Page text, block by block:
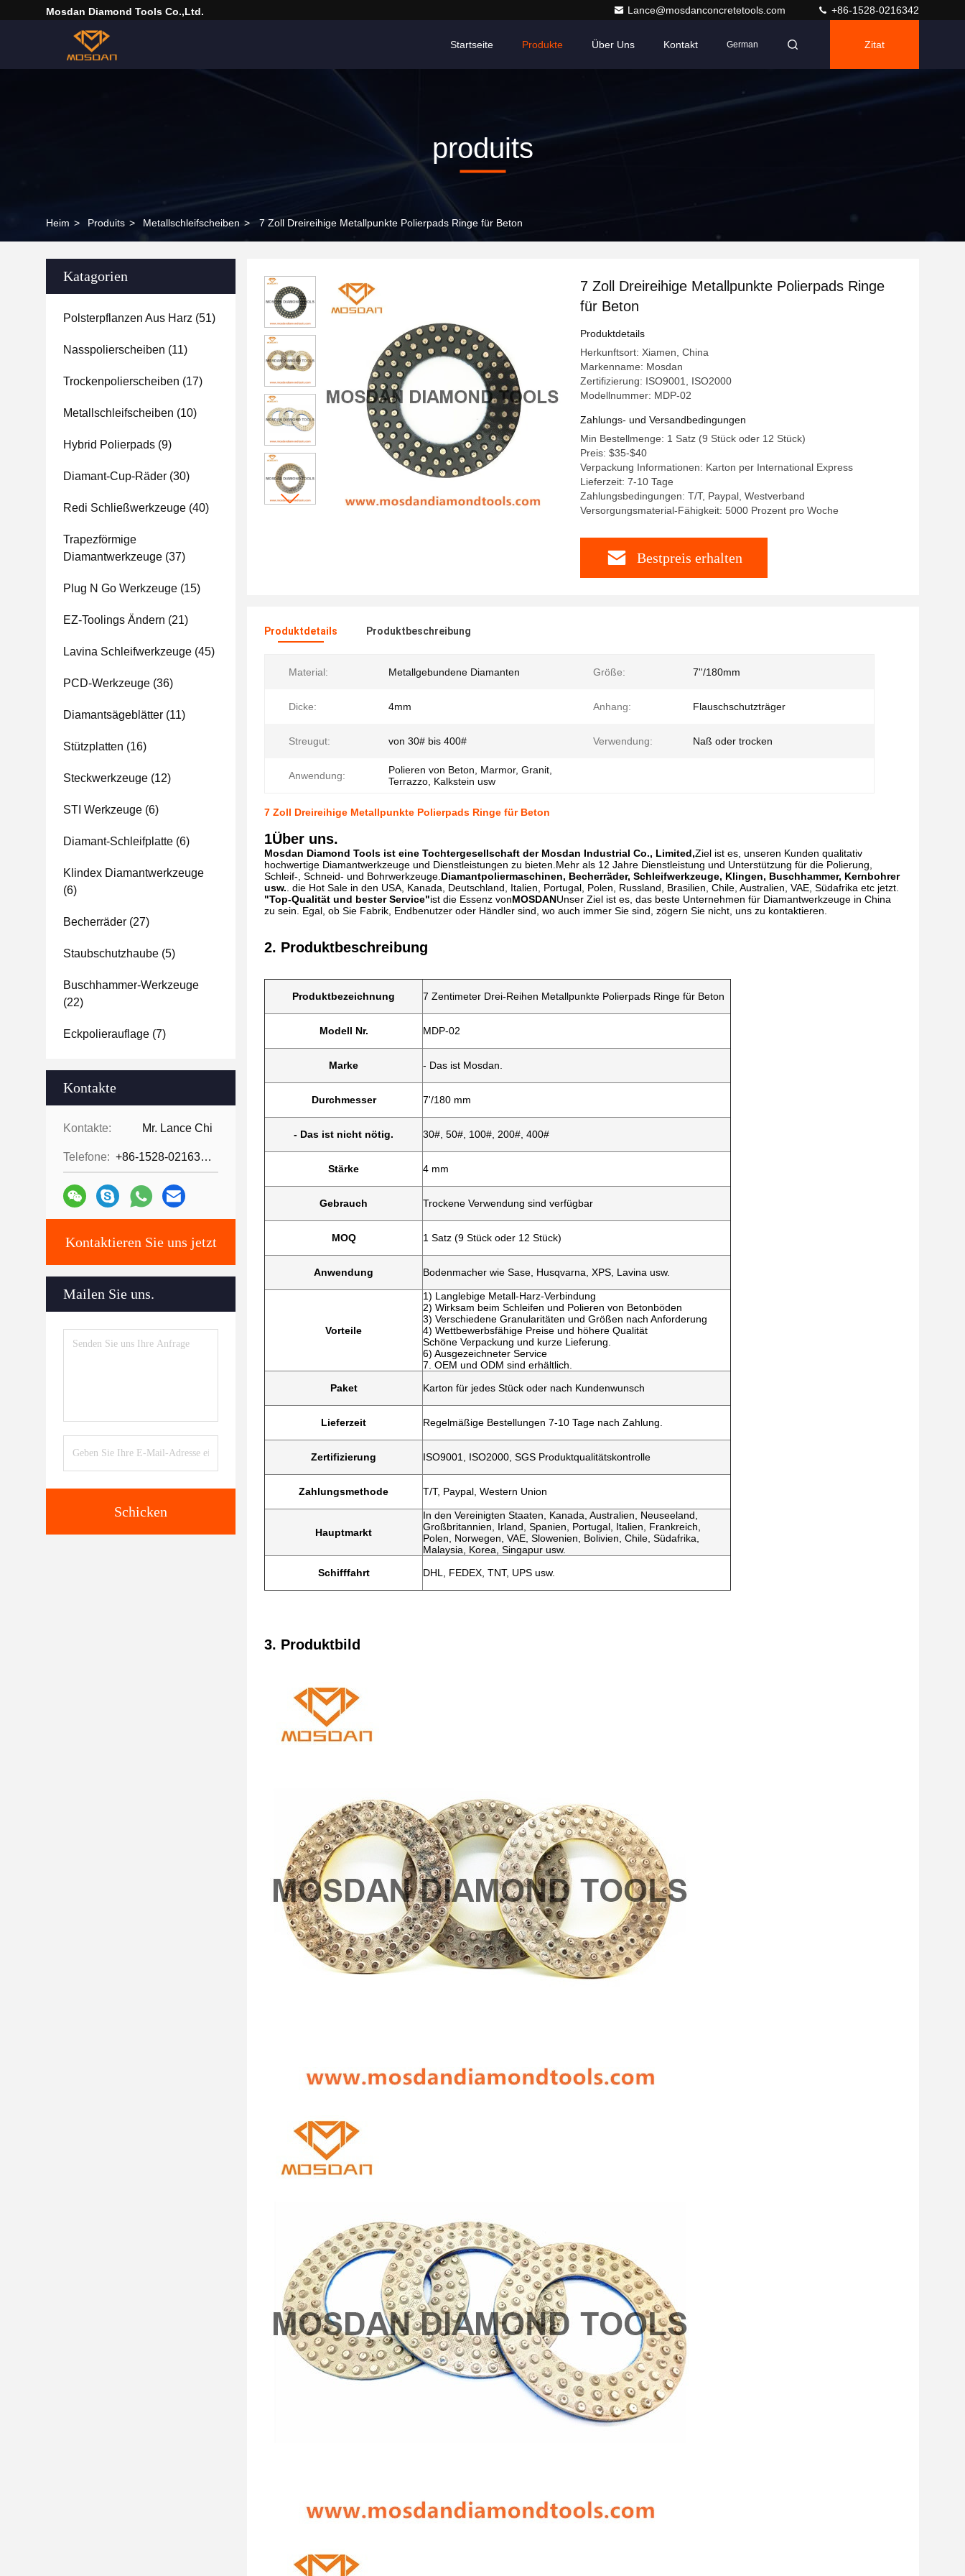
Mosdan Diamond Tools Co.,Ltd. Lance@mosdanconcretetools.com +86-1528-0216342
Startseite Produkte Über Uns Kontakt German Zitat
produits
Heim > Produits > Metallschleifscheiben > 7 Zoll Dreireihige Metallpunkte Polierpads Ringe für Beton
Katagorien
Polsterpflanzen Aus Harz (51)
Nasspolierscheiben (11)
Trockenpolierscheiben (17)
Metallschleifscheiben (10)
Hybrid Polierpads (9)
Diamant-Cup-Räder (30)
Redi Schließwerkzeuge (40)
Trapezförmige
Diamantwerkzeuge (37)
Plug N Go Werkzeuge (15)
EZ-Toolings Ändern (21)
Lavina Schleifwerkzeuge (45)
PCD-Werkzeuge (36)
Diamantsägeblätter (11)
Stützplatten (16)
Steckwerkzeuge (12)
STI Werkzeuge (6)
Diamant-Schleifplatte (6)
Klindex Diamantwerkzeuge
(6)
Becherräder (27)
Staubschutzhaube (5)
Buschhammer-Werkzeuge
(22)
Eckpolierauflage (7)
Kontakte
Kontakte: Mr. Lance Chi
Telefone: +86-1528-0216342
Kontaktieren Sie uns jetzt
Mailen Sie uns.
Schicken
7 Zoll Dreireihige Metallpunkte Polierpads Ringe
für Beton
Produktdetails
Herkunftsort: Xiamen, China
Markenname: Mosdan
Zertifizierung: ISO9001, ISO2000
Modellnummer: MDP-02
Zahlungs- und Versandbedingungen
Min Bestellmenge: 1 Satz (9 Stück oder 12 Stück)
Preis: $35-$40
Verpackung Informationen: Karton per International Express
Lieferzeit: 7-10 Tage
Zahlungsbedingungen: T/T, Paypal, Westverband
Versorgungsmaterial-Fähigkeit: 5000 Prozent pro Woche
Bestpreis erhalten
Produktdetails Produktbeschreibung
Material: Metallgebundene Diamanten Größe: 7''/180mm
Dicke: 4mm Anhang: Flauschschutzträger
Streugut: von 30# bis 400# Verwendung: Naß oder trocken
Anwendung:
Polieren von Beton, Marmor, Granit,
Terrazzo, Kalkstein usw
7 Zoll Dreireihige Metallpunkte Polierpads Ringe für Beton
1Über uns.
Mosdan Diamond Tools ist eine Tochtergesellschaft der Mosdan Industrial Co., Limited,Ziel ist es, unseren Kunden qualitativ
hochwertige Diamantwerkzeuge und Dienstleistungen zu bieten.Mehr als 12 Jahre Dienstleistung und Unterstützung für die Polierung,
Schleif-, Schneid- und Bohrwerkzeuge. Diamantpoliermaschinen, Becherräder, Schleifwerkzeuge, Klingen, Buschhammer, Kernbohrer
usw. . die Hot Sale in den USA, Kanada, Deutschland, Italien, Portugal, Polen, Russland, Brasilien, Chile, Australien, VAE, Südafrika etc jetzt.
"Top-Qualität und bester Service"ist die Essenz vonMOSDANUnser Ziel ist es, das beste Unternehmen für Diamantwerkzeuge in China
zu sein. Egal, ob Sie Fabrik, Endbenutzer oder Händler sind, wo auch immer Sie sind, zögern Sie nicht, uns zu kontaktieren.
2. Produktbeschreibung
Produktbezeichnung 7 Zentimeter Drei-Reihen Metallpunkte Polierpads Ringe für Beton
Modell Nr. MDP-02
Marke - Das ist Mosdan.
Durchmesser 7'/180 mm
- Das ist nicht nötig. 30#, 50#, 100#, 200#, 400#
Stärke 4 mm
Gebrauch Trockene Verwendung sind verfügbar
MOQ 1 Satz (9 Stück oder 12 Stück)
Anwendung Bodenmacher wie Sase, Husqvarna, XPS, Lavina usw.
Vorteile
1) Langlebige Metall-Harz-Verbindung
2) Wirksam beim Schleifen und Polieren von Betonböden
3) Verschiedene Granularitäten und Größen nach Anforderung
4) Wettbewerbsfähige Preise und höhere Qualität
Schöne Verpackung und kurze Lieferung.
6) Ausgezeichneter Service
7. OEM und ODM sind erhältlich.
Paket
Karton für jedes Stück oder nach Kundenwunsch
Lieferzeit Regelmäßige Bestellungen 7-10 Tage nach Zahlung.
Zertifizierung ISO9001, ISO2000, SGS Produktqualitätskontrolle
Zahlungsmethode T/T, Paypal, Western Union
Hauptmarkt
In den Vereinigten Staaten, Kanada, Australien, Neuseeland,
Großbritannien, Irland, Spanien, Portugal, Italien, Frankreich,
Polen, Norwegen, VAE, Slowenien, Bolivien, Chile, Südafrika,
Malaysia, Korea, Singapur usw.
Schifffahrt
DHL, FEDEX, TNT, UPS usw.
3. Produktbild